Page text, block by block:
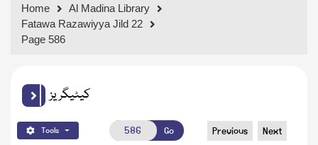
Home
Al Madina Library
Fatawa Razawiyya Jild 22
Page 586
کیٹیگریز
Tools Go Previous Next